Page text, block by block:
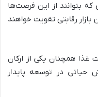
بتوانند از این فرصت‌ها
بازار رقابتی تقویت خواهند
همچنان یکی از ارکان
در توسعه پایدار